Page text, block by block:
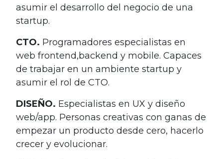
asumir el desarrollo del negocio de una
startup.
CTO. Programadores especialistas en
web frontend,backend y mobile. Capaces
de trabajar en un ambiente startup y
asumir el rol de CTO.
DISEÑO. Especialistas en UX y diseño
web/app. Personas creativas con ganas de
empezar un producto desde cero, hacerlo
crecer y evolucionar.